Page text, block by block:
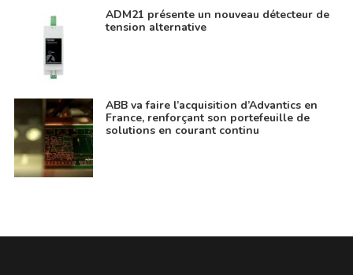
ADM21 présente un nouveau détecteur de
tension alternative
ABB va faire l’acquisition d’Advantics en
France, renforçant son portefeuille de
solutions en courant continu